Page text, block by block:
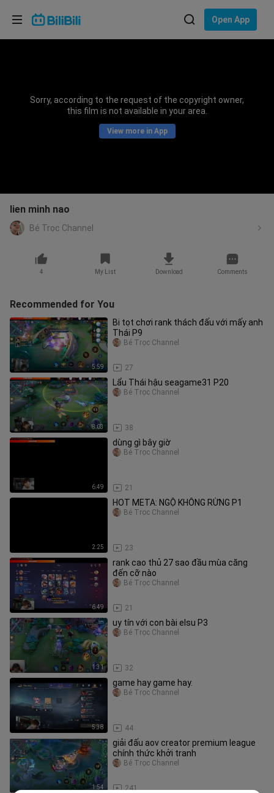
Open App
Sorry, according to the request of the copyright owner,
this film is not available in your area.
View more in App
lien minh nao
Bé Trọc Channel
4 My List Download Comments
Recommended for You
5:59
Bi tọt chơi rank thách đấu với mấy anh
Thái P9
27
Bé Trọc Channel
8:03
Lẩu Thái hậu seagame31 P20
38
Bé Trọc Channel
6:49
dùng gì bây giờ
21
Bé Trọc Channel
2:25
HOT META: NGỘ KHÔNG RỪNG P1
23
Bé Trọc Channel
6:49
rank cao thủ 27 sao đầu mùa căng
đến cỡ nào
21
Bé Trọc Channel
1:31
uy tín với con bài elsu P3
32
Bé Trọc Channel
5:38
game hay game hay.
44
Bé Trọc Channel
1:54
giải đấu aov creator premium league
chính thức khởi tranh
241
Bé Trọc Channel
Choose your language